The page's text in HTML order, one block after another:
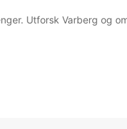
Utforsk Varberg og